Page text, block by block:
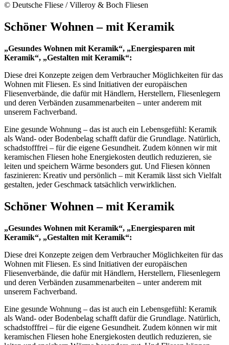
© Deutsche Fliese / Villeroy & Boch Fliesen
Schöner Wohnen – mit Keramik
„Gesundes Wohnen mit Keramik“, „Energiesparen mit
Keramik“, „Gestalten mit Keramik“:
Diese drei Konzepte zeigen dem Verbraucher Möglichkeiten für das
Wohnen mit Fliesen. Es sind Initiativen der europäischen
Fliesenverbände, die dafür mit Händlern, Herstellern, Fliesenlegern
und deren Verbänden zusammenarbeiten – unter anderem mit
unserem Fachverband.
Eine gesunde Wohnung – das ist auch ein Lebensgefühl: Keramik
als Wand- oder Bodenbelag schafft dafür die Grundlage. Natürlich,
schadstofffrei – für die eigene Gesundheit. Zudem können wir mit
keramischen Fliesen hohe Energiekosten deutlich reduzieren, sie
leiten und speichern Wärme besonders gut. Und Fliesen können
faszinieren: Kreativ und persönlich – mit Keramik lässt sich Vielfalt
gestalten, jeder Geschmack tatsächlich verwirklichen.
Schöner Wohnen – mit Keramik
„Gesundes Wohnen mit Keramik“, „Energiesparen mit
Keramik“, „Gestalten mit Keramik“:
Diese drei Konzepte zeigen dem Verbraucher Möglichkeiten für das
Wohnen mit Fliesen. Es sind Initiativen der europäischen
Fliesenverbände, die dafür mit Händlern, Herstellern, Fliesenlegern
und deren Verbänden zusammenarbeiten – unter anderem mit
unserem Fachverband.
Eine gesunde Wohnung – das ist auch ein Lebensgefühl: Keramik
als Wand- oder Bodenbelag schafft dafür die Grundlage. Natürlich,
schadstofffrei – für die eigene Gesundheit. Zudem können wir mit
keramischen Fliesen hohe Energiekosten deutlich reduzieren, sie